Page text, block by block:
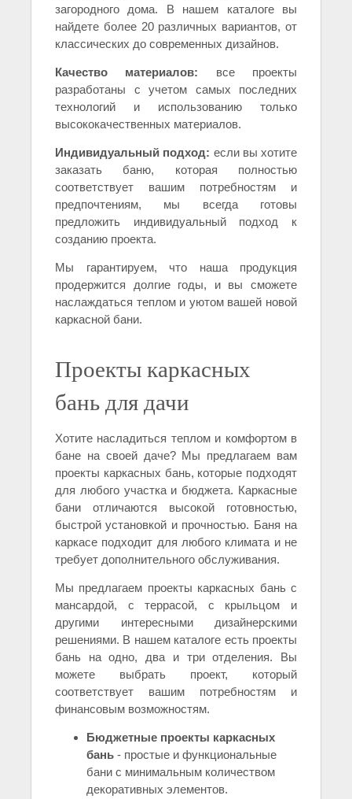
загородного дома. В нашем каталоге вы
найдете более 20 различных вариантов, от
классических до современных дизайнов.
Качество материалов: все проекты
разработаны с учетом самых последних
технологий и использованию только
высококачественных материалов.
Индивидуальный подход: если вы хотите
заказать баню, которая полностью
соответствует вашим потребностям и
предпочтениям, мы всегда готовы
предложить индивидуальный подход к
созданию проекта.
Мы гарантируем, что наша продукция
продержится долгие годы, и вы сможете
наслаждаться теплом и уютом вашей новой
каркасной бани.
Проекты каркасных
бань для дачи
Хотите насладиться теплом и комфортом в
бане на своей даче? Мы предлагаем вам
проекты каркасных бань, которые подходят
для любого участка и бюджета. Каркасные
бани отличаются высокой готовностью,
быстрой установкой и прочностью. Баня на
каркасе подходит для любого климата и не
требует дополнительного обслуживания.
Мы предлагаем проекты каркасных бань с
мансардой, с террасой, с крыльцом и
другими интересными дизайнерскими
решениями. В нашем каталоге есть проекты
бань на одно, два и три отделения. Вы
можете выбрать проект, который
соответствует вашим потребностям и
финансовым возможностям.
Бюджетные проекты каркасных
бань - простые и функциональные
бани с минимальным количеством
декоративных элементов.